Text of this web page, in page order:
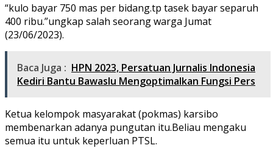
“kulo bayar 750 mas per bidang.tp tasek bayar separuh
400 ribu.”ungkap salah seorang warga Jumat
(23/06/2023).
Baca Juga : HPN 2023, Persatuan Jurnalis Indonesia
Kediri Bantu Bawaslu Mengoptimalkan Fungsi Pers
Ketua kelompok masyarakat (pokmas) karsibo
membenarkan adanya pungutan itu.Beliau mengaku
semua itu untuk keperluan PTSL.